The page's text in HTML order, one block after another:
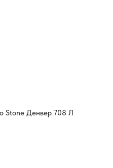
Stone Денвер 708 Л